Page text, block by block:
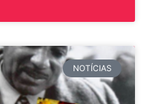
NOTÍCIAS